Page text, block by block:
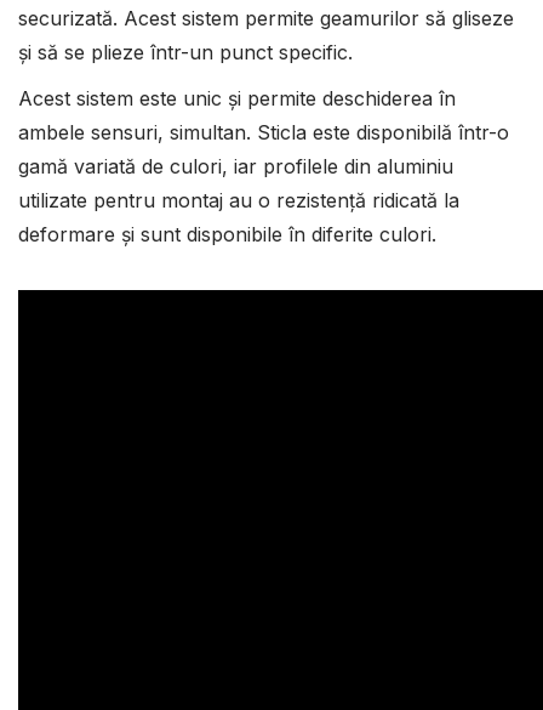
securizată. Acest sistem permite geamurilor să gliseze
și să se plieze într-un punct specific.
Acest sistem este unic și permite deschiderea în
ambele sensuri, simultan. Sticla este disponibilă într-o
gamă variată de culori, iar profilele din aluminiu
utilizate pentru montaj au o rezistență ridicată la
deformare și sunt disponibile în diferite culori.